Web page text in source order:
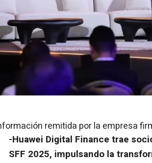
remitida por la empresa
-Huawei Digital Finance trae
SFF 2025, impulsando la